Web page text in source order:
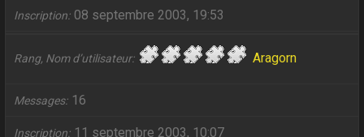
Inscription 08 septembre 2003, 19:53
Rang, Nom d’utilisateur Aragorn
Messages 16
Inscription 11 septembre 2003, 10:07